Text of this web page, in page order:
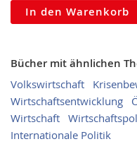
In den Warenkorb
Bücher mit ähnlichen
Volkswirtschaft
Wirtschaftsentwicklung
Wirtschaft
Internationale Politik